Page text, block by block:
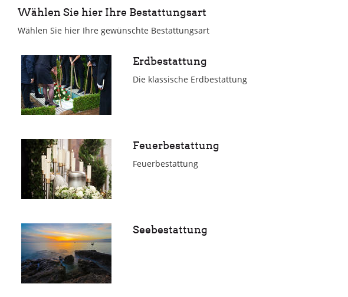
Wählen Sie hier Ihre Bestattungsart
Wählen Sie hier Ihre gewünschte Bestattungsart
Erdbestattung
Die klassische Erdbestattung
Feuerbestattung
Feuerbestattung
Seebestattung